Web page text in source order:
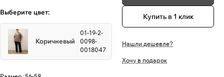
Выберите цвет:
Коричневый
01-19-2-
0098-
0018047
Купить в 1 клик
Нашли дешевле?
Хочу в подарок